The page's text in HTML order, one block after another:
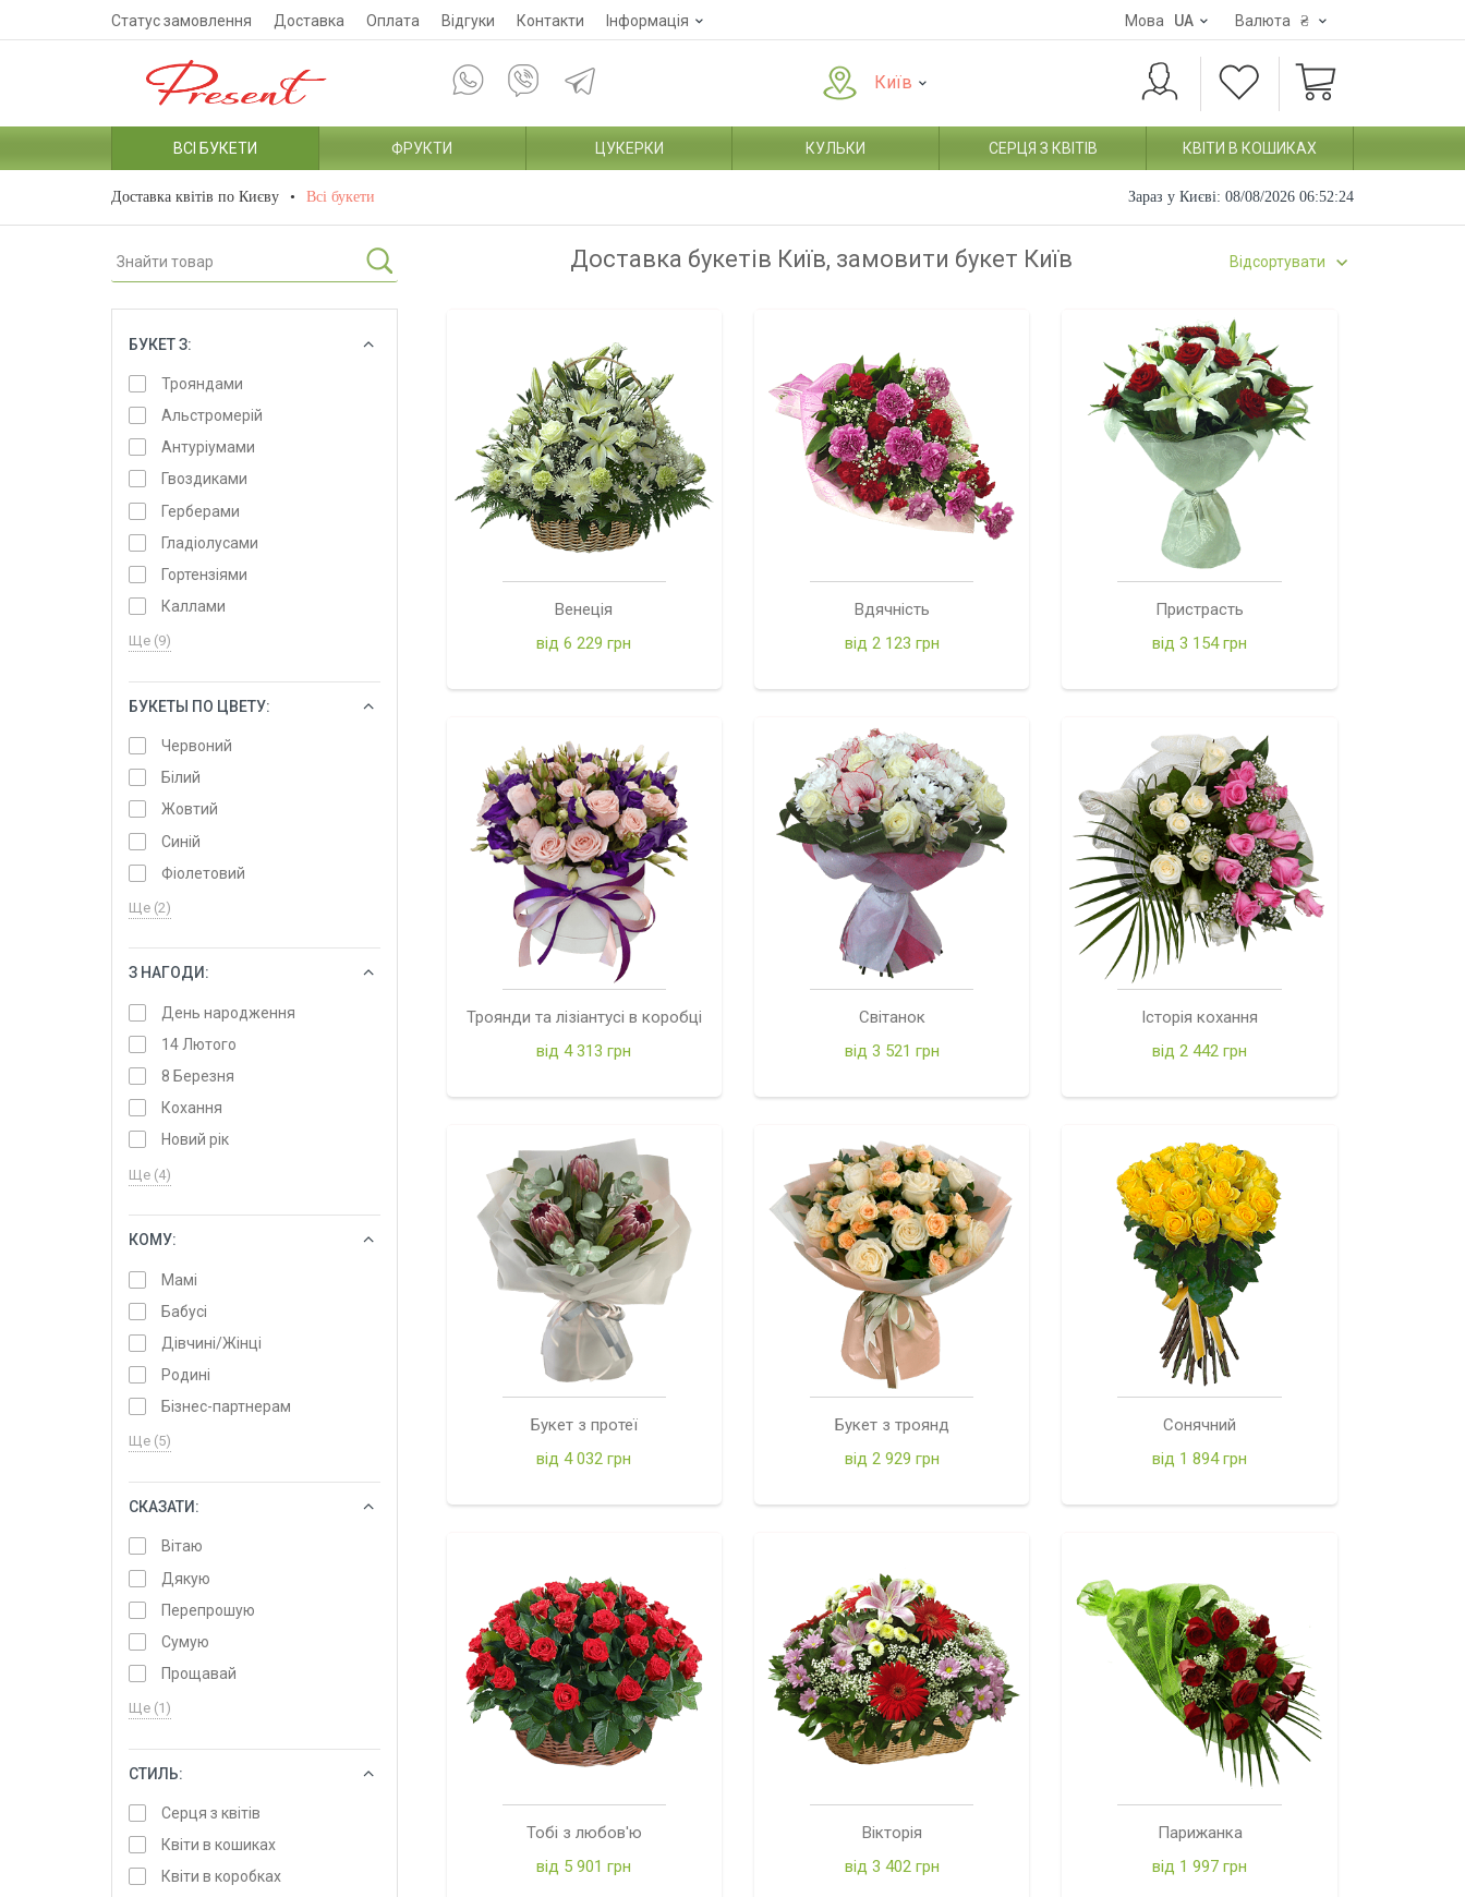
Статус замовлення Доставка Оплата Відгуки Контакти Інформація Мова UA Валюта ₴
Київ
ВСІ БУКЕТИ ФРУКТИ ЦУКЕРКИ КУЛЬКИ СЕРЦЯ З КВІТІВ КВІТИ В КОШИКАХ
Доставка квітів по Києву Всі букети Зараз у Києві: 08/08/2026 06:52:25
БУКЕТ З:
Трояндами
Альстромерій
Антуріумами
Гвоздиками
Герберами
Гладіолусами
Гортензіями
Каллами
Ще (9)
БУКЕТЫ ПО ЦВЕТУ:
Червоний
Білий
Жовтий
Синій
Фіолетовий
Ще (2)
З НАГОДИ:
День народження
14 Лютого
8 Березня
Кохання
Новий рік
Ще (4)
КОМУ:
Мамі
Бабусі
Дівчині/Жінці
Родині
Бізнес-партнерам
Ще (5)
СКАЗАТИ:
Вітаю
Дякую
Перепрошую
Сумую
Прощавай
Ще (1)
СТИЛЬ:
Серця з квітів
Квіти в кошиках
Квіти в коробках
Доставка букетів Київ, замовити букет Київ Відсортувати
Венеція
від 6 229 грн
Вдячність
від 2 123 грн
Пристрасть
від 3 154 грн
Троянди та лізіантусі в коробці
від 4 313 грн
Світанок
від 3 521 грн
Історія кохання
від 2 442 грн
Букет з протеї
від 4 032 грн
Букет з троянд
від 2 929 грн
Сонячний
від 1 894 грн
Тобі з любов'ю
від 5 901 грн
Вікторія
від 3 402 грн
Парижанка
від 1 997 грн